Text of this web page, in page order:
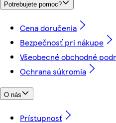
Potrebujete pomoc?
Cena doručenia
Bezpečnosť pri nákupe
Všeobecné obchodné
Ochrana súkromia
O nás
Prístupnosť